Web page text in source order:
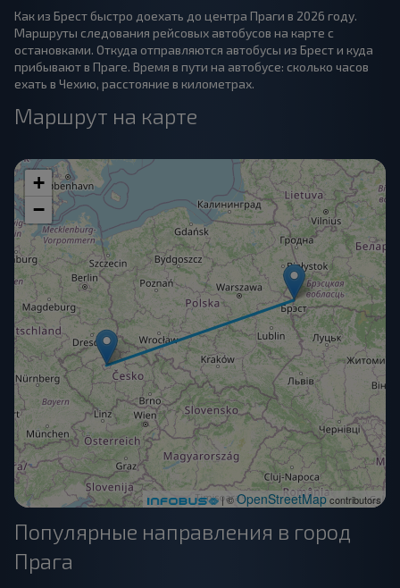
Как из Брест быстро доехать до центра Праги в 2026 году.
Маршруты следования рейсовых автобусов на карте с
остановками. Откуда отправляются автобусы из Брест и куда
прибывают в Праге. Время в пути на автобусе: сколько часов
ехать в Чехию, расстояние в километрах.
Маршрут на карте
+
−
| ©OpenStreetMapcontributors
Популярные направления в город
Прага